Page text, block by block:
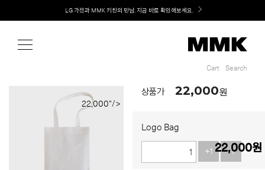
Welcome! 신규 회원가입 시 MMK Shop Coupon (총 60만원) 지급
Cart Search
22,000"/>
상품가 22,000원
Logo Bag
+1 -1
22,000원